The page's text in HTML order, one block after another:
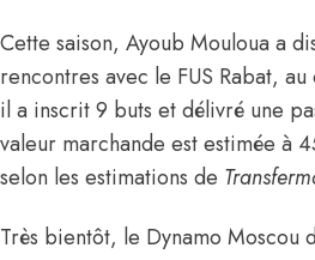
Cette saison, Ayoub Mouloua a
rencontres avec le FUS Rabat,
il a inscrit 9 buts et délivré une
valeur marchande est estimée à
selon les estimations de
Très bientôt, le Dynamo Moscou